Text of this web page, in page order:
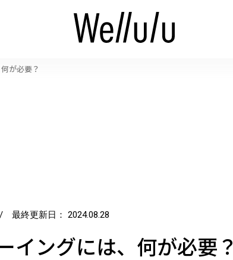
が必要？
終更新日： 2024.08.28
イングには、何が必要？